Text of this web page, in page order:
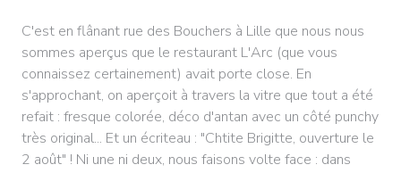
C'est en flânant rue des Bouchers à Lille que nous nous
sommes aperçus que le restaurant L'Arc (que vous
connaissez certainement) avait porte close. En
s'approchant, on aperçoit à travers la vitre que tout a été
refait : fresque colorée, déco d'antan avec un côté punchy
très original... Et un écriteau : "Chtite Brigitte, ouverture le
2 août" ! Ni une ni deux, nous faisons volte face : dans